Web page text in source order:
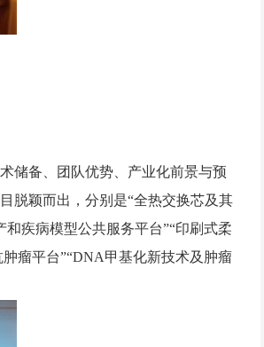
储备、团队优势、产业化前景与预
脱颖而出，分别是“全热交换芯及其
疾病模型公共服务平台”“印刷式柔
瘤平台”“DNA甲基化新技术及肿瘤